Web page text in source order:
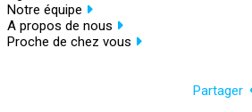
Notre équipe
A propos de nous
Proche de chez vous
Partager